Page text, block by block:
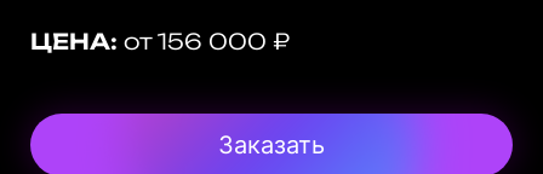
ЦЕНА: от 156 000 ₽
Заказать